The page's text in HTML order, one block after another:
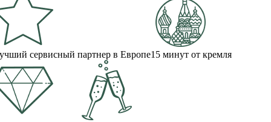
сервисный партнер в Европе15 минут от кремля